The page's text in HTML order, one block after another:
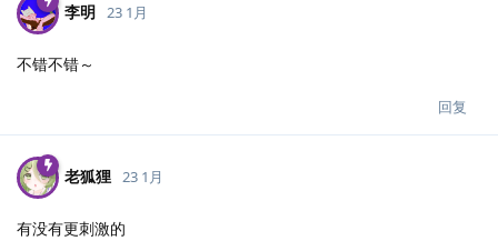
李明 23 1月
不错不错～
回复
老狐狸 23 1月
有没有更刺激的